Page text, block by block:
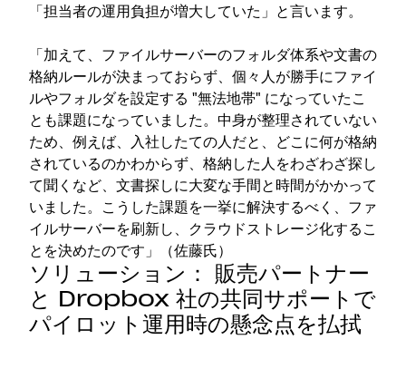
「担当者の運用負担が増大していた」と言います。
「加えて、ファイルサーバーのフォルダ体系や文書の
格納ルールが決まっておらず、個々人が勝手にファイ
ルやフォルダを設定する "無法地帯" になっていたこ
とも課題になっていました。中身が整理されていない
ため、例えば、入社したての人だと、どこに何が格納
されているのかわからず、格納した人をわざわざ探し
て聞くなど、文書探しに大変な手間と時間がかかって
いました。こうした課題を一挙に解決するべく、ファ
イルサーバーを刷新し、クラウドストレージ化するこ
とを決めたのです」（佐藤氏）
ソリューション： 販売パートナー
と Dropbox 社の共同サポートで
パイロット運用時の懸念点を払拭